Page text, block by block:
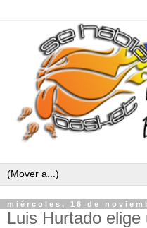
miércoles, 16 de
Luis Hurtado elige